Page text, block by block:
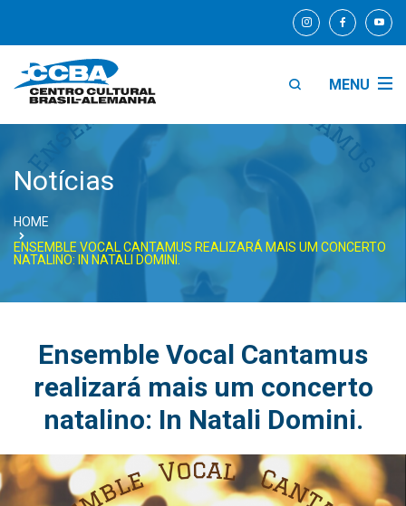
MENU
Notícias
HOME
ENSEMBLE VOCAL CANTAMUS REALIZARÁ MAIS UM CONCERTO
NATALINO: IN NATALI DOMINI.
Ensemble Vocal Cantamus
realizará mais um concerto
natalino: In Natali Domini.